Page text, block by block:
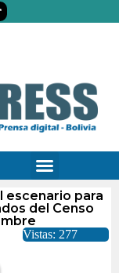
escenario para
del Censo
Vistas: 277